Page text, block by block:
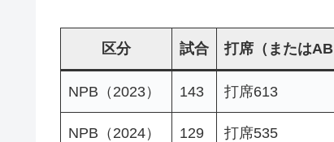
区分 試合 打席（またはAB
NPB（2023） 143 打席613
NPB（2024） 129 打席535